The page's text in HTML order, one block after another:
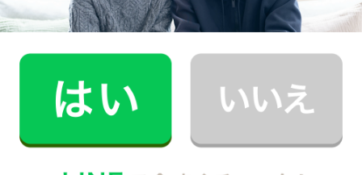
用意しております。
少しでも興味を持っていただけましたら、CaSyで家事代
行デビューしてみませんか？
Written by
CaSyジャーナル編集部